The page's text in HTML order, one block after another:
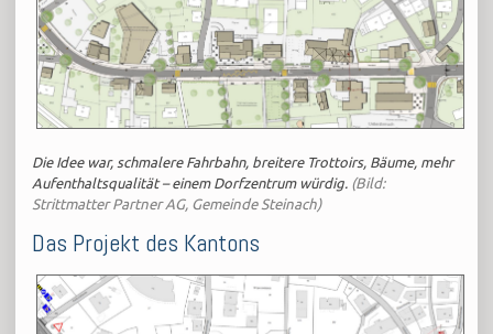
Die Idee war, schmalere Fahrbahn, breitere Trottoirs, Bäume, mehr
Aufenthaltsqualität – einem Dorfzentrum würdig. (Bild:
Strittmatter Partner AG, Gemeinde Steinach)
Das Projekt des Kantons